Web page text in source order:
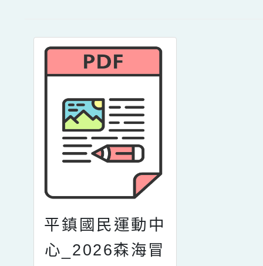
平鎮國民運動中
心_2026森海冒